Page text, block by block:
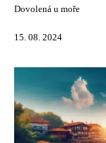
Dovolená u moře
15. 08. 2024